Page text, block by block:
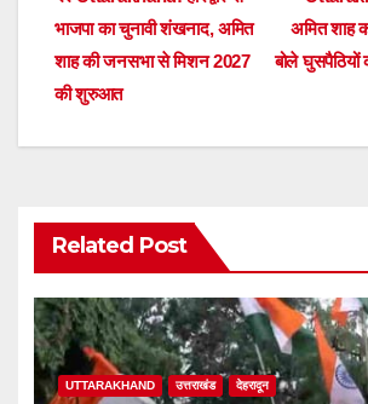
navigation
अमित शाह
बोले घुसपैठियों
भाजपा का चुनावी शंखनाद, अमित
शाह की जनसभा से मिशन 2027
की शुरुआत
Related Post
UTTARAKHAND उत्तराखंड देहरादून